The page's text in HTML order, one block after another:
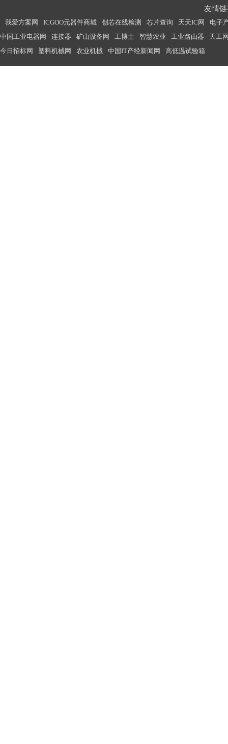
友情
我爱方案网 ICGOO元器件商城 创芯在线检测 芯片查询 天天IC网
电子
中国工业电器网
连接器 矿山设备网 工博士 智慧农业 工业路由器
天工
今日招标网
塑料机械网 农业机械 中国IT产经新闻网 高低温试验箱